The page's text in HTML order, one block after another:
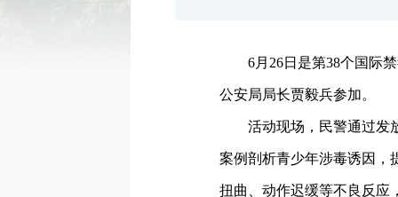
6月26日是第38个国际
公安局局长贾毅兵参加。
活动现场，民警通过发
案例剖析青少年涉毒诱因，
扭曲、动作迟缓等不良反应